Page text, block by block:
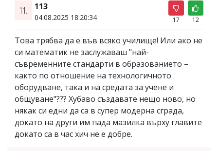
11. 113
04.08.2025 18:20:34 17 12
Това трябва да е във всяко училище! Или ако не
си математик не заслужаваш "най-
съвременните стандарти в образованието –
както по отношение на технологичното
оборудване, така и на средата за учене и
общуване"??? Хубаво създавате нещо ново, но
някак си едни да са в супер модерна сграда,
докато на други им пада мазилка върху главите
докато са в час хич не е добре.